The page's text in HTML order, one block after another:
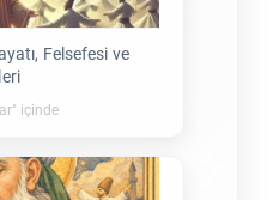
Felsefesi ve
içinde